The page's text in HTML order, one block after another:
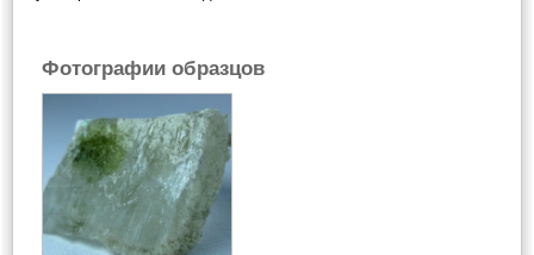
Фотографии образцов